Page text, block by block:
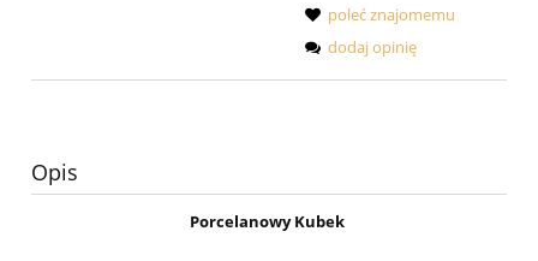
poleć znajomemu
dodaj opinię
Opis
Porcelanowy Kubek